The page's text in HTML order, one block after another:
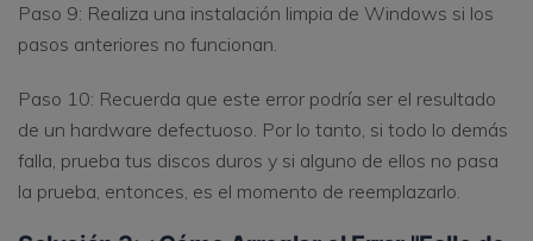
Paso 9: Realiza una instalación limpia de Windows si los
pasos anteriores no funcionan.
Paso 10: Recuerda que este error podría ser el resultado
de un hardware defectuoso. Por lo tanto, si todo lo demás
falla, prueba tus discos duros y si alguno de ellos no pasa
la prueba, entonces, es el momento de reemplazarlo.